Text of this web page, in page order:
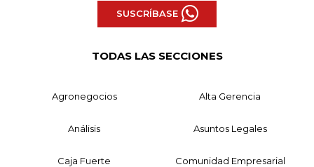
SUSCRÍBASE
TODAS LAS SECCIONES
Agronegocios Alta Gerencia
Análisis Asuntos Legales
Caja Fuerte Comunidad Empresarial